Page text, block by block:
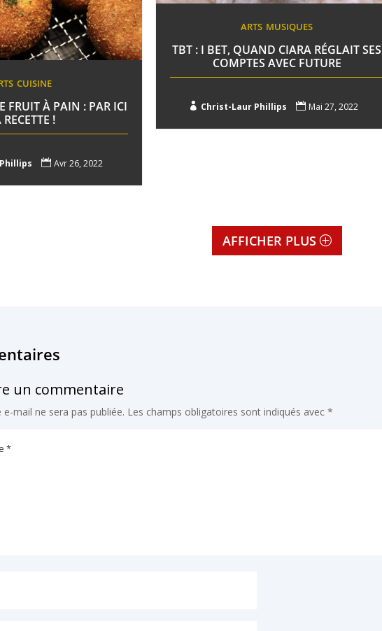
ARTS MUSIQUES
TBT : I BET, QUAND CIARA RÉGLAIT SES
COMPTES AVEC FUTURE
 Christ-Laur Phillips  Mai 27, 2022
CUISINE
FRUIT À PAIN : PAR ICI
RECETTE !
 Avr 26, 2022
AFFICHER PLUS
un commentaire
e-mail ne sera pas publiée. Les champs obligatoires sont indiqués avec*